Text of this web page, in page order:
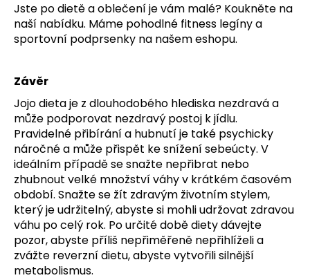
Jste po dietě a oblečení je vám malé? Koukněte na
naší nabídku. Máme pohodlné fitness legínya
sportovní podprsenky na našem eshopu.
Závěr
Jojo dieta je z dlouhodobého hlediska nezdravá a
může podporovat nezdravý postoj k jídlu.
Pravidelné přibírání a hubnutí je také psychicky
náročné a může přispět ke snížení sebeúcty. V
ideálním případě se snažte nepřibrat nebo
zhubnout velké množství váhy v krátkém časovém
období. Snažte se žít zdravým životním stylem,
který je udržitelný, abyste si mohli udržovat zdravou
váhu po celý rok. Po určité době diety dávejte
pozor, abyste příliš nepřiměřeně nepřihlíželi a
zvážte reverzní dietu, abyste vytvořili silnější
metabolismus.